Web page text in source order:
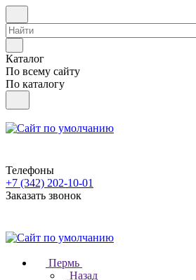
Каталог
По всему сайту
По каталогу
Телефоны
+7 (342) 202-10-01
Заказать звонок
Пермь
Назад